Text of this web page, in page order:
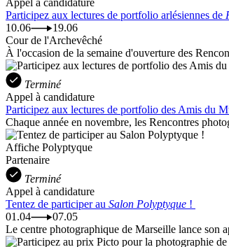
Participez aux lectures de portfolio arlésiennes de
10.06
19.06
Cour de l'Archevêché
À l'occasion de la semaine d'ouverture des
Terminé
Appel à candidature
Participez aux lectures de portfolio des Amis du
Chaque année en novembre, les Rencontres
Affiche Polyptyque
Partenaire
Terminé
Appel à candidature
Tentez de participer au Salon Polyptyque !
01.04
07.05
Le centre photographique de Marseille lance son